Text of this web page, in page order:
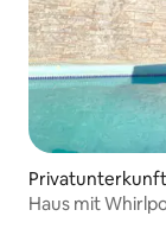
Haus mit